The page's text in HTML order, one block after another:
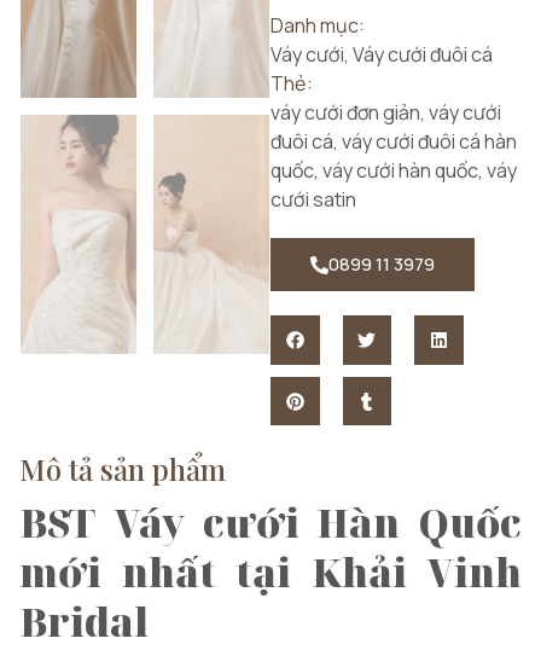
Danh mục:
Váy cưới, Váy cưới đuôi cá
Thẻ:
váy cưới đơn giản, váy cưới
đuôi cá, váy cưới đuôi cá hàn
quốc, váy cưới hàn quốc, váy
cưới satin
0899 11 3979
Mô tả sản phẩm
BST Váy cưới Hàn Quốc
mới nhất tại Khải Vinh
Bridal